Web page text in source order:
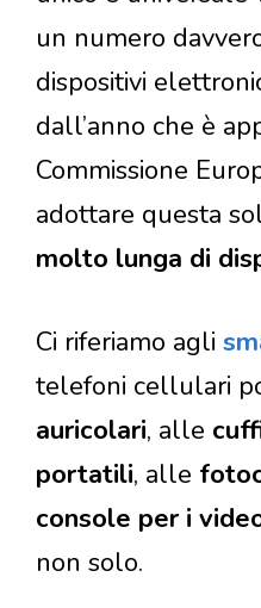
un numero
dispositivi
dall’anno che è
Commissione
adottare questa
molto lunga di
Ci riferiamo agli
telefoni cellulari
auricolari, alle
portatili, alle
console per i
non solo.